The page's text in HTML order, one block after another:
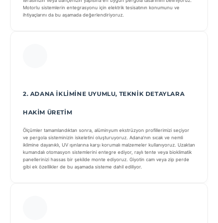
Motorlu sistemlerin entegrasyonu için elektrik tesisatının konumunu ve
ihtiyaçlarını da bu aşamada değerlendiriyoruz.
2. ADANA İKLIMINE UYUMLU, TEKNIK DETAYLARA
HAKIM ÜRETIM
Ölçümler tamamlandıktan sonra, alüminyum ekstrüzyon profillerimizi seçiyor
ve pergola sisteminizin iskeletini oluşturuyoruz. Adana’nın sıcak ve nemli
iklimine dayanıklı, UV ışınlarına karşı korumalı malzemeler kullanıyoruz. Uzaktan
kumandalı otomasyon sistemlerini entegre ediyor, raylı tente veya bioklimatik
panellerinizi hassas bir şekilde monte ediyoruz. Giyotin cam veya zip perde
gibi ek özellikler de bu aşamada sisteme dahil ediliyor.